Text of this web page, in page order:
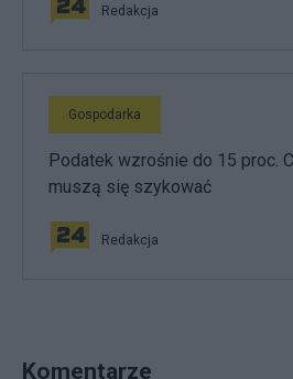
Redakcja
Gospodarka
Podatek wzrośnie do 15 proc.
muszą się szykować
Redakcja
Komentarze